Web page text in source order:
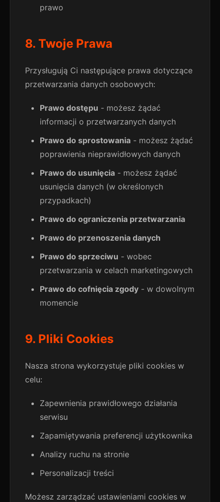
prawo
8. Twoje Prawa
Przysługują Ci następujące prawa dotyczące
przetwarzania danych osobowych:
Prawo dostępu - możesz żądać
informacji o przetwarzanych danych
Prawo do sprostowania - możesz żądać
poprawienia nieprawidłowych danych
Prawo do usunięcia - możesz żądać
usunięcia danych (w określonych
przypadkach)
Prawo do ograniczenia przetwarzania
Prawo do przenoszenia danych
Prawo do sprzeciwu - wobec
przetwarzania w celach marketingowych
Prawo do cofnięcia zgody - w dowolnym
momencie
9. Pliki Cookies
Nasza strona wykorzystuje pliki cookies w
celu:
Zapewnienia prawidłowego działania
serwisu
Zapamiętywania preferencji użytkownika
Analizy ruchu na stronie
Personalizacji treści
Możesz zarządzać ustawieniami cookies w